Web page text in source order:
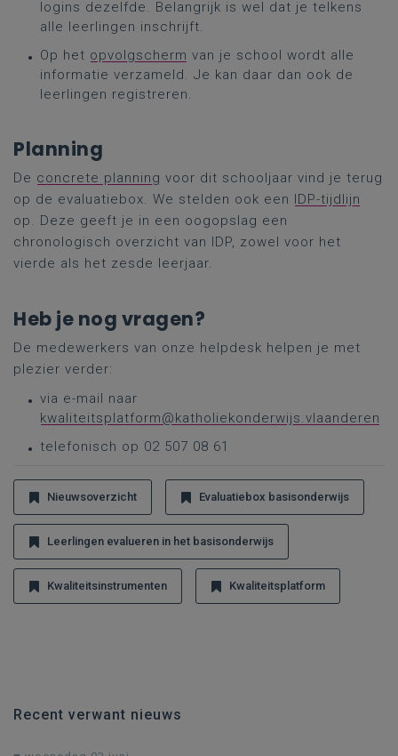
logins dezelfde. Belangrijk is wel dat je telkens
alle leerlingen inschrijft.
Op het opvolgscherm van je school wordt alle
informatie verzameld. Je kan daar dan ook de
leerlingen registreren.
Planning
De concrete planning voor dit schooljaar vind je terug
op de evaluatiebox. We stelden ook een IDP-tijdlijn
op. Deze geeft je in een oogopslag een
chronologisch overzicht van IDP, zowel voor het
vierde als het zesde leerjaar.
Heb je nog vragen?
De medewerkers van onze helpdesk helpen je met
plezier verder:
via e-mail naar
kwaliteitsplatform@katholiekonderwijs.vlaanderen
telefonisch op 02 507 08 61
Nieuwsoverzicht Evaluatiebox basisonderwijs
Leerlingen evalueren in het basisonderwijs
Kwaliteitsinstrumenten Kwaliteitsplatform
Recent verwant nieuws